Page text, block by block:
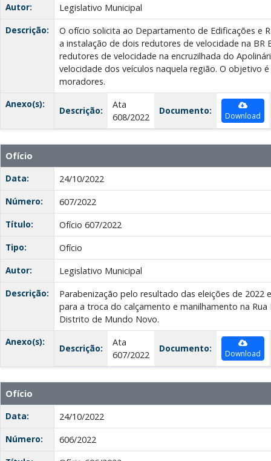
Autor:
Legislativo Municipal
Descrição:
O ofício solicita ao Departamento de Edificações e
a instalação de dois redutores de velocidade na BR
redutores de velocidade na encruzilhada do
velocidade dos veículos naquela região. O objetivo
moradores.
Anexo(s):
Descrição:
Ata
608/2022
Documento: Download
Ofício
Data:
24/10/2022
Número:
607/2022
Título:
Ofício 607/2022
Tipo:
Ofício
Autor:
Legislativo Municipal
Descrição:
Parabenização pelo resultado das eleições de 2022
para a troca do calçamento e manilhamento na Rua
Distrito de Mundo Novo.
Anexo(s):
Descrição:
Ata
607/2022
Documento: Download
Ofício
Data:
24/10/2022
Número:
606/2022